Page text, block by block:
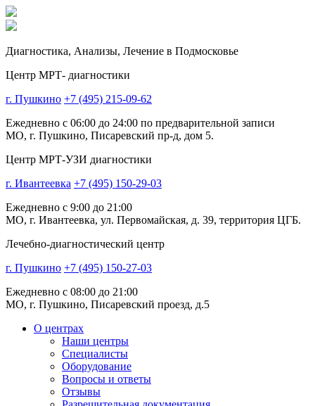
Диагностика, Анализы, Лечение в Подмосковье
Центр МРТ- диагностики
г. Пушкино +7 (495) 215-09-62
Ежедневно с 06:00 до 24:00 по предварительной записи
МО, г. Пушкино, Писаревский пр-д, дом 5.
Центр МРТ-УЗИ диагностики
г. Ивантеевка +7 (495) 150-29-03
Ежедневно с 9:00 до 21:00
МО, г. Ивантеевка, ул. Первомайская, д. 39, территория ЦГБ.
Лечебно-диагностический центр
г. Пушкино +7 (495) 150-27-03
Ежедневно с 08:00 до 21:00
МО, г. Пушкино, Писаревский проезд, д.5
О центрах
Наши центры
Специалисты
Оборудование
Вопросы и ответы
Отзывы